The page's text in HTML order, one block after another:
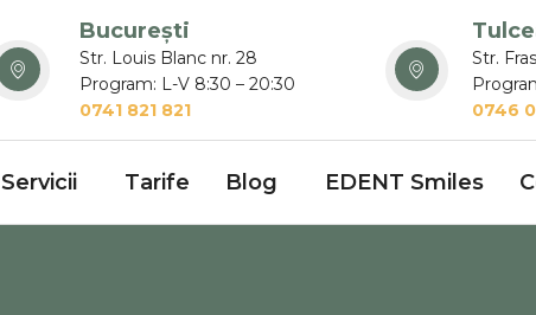
București
Str. Louis Blanc nr. 28
Program: L-V 8:30 – 20:30
0741 821 821
Str.
0746
Servicii Tarife Blog EDENT Smiles